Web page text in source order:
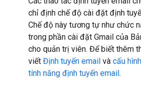
chỉ định chế độ cài đặt định
Chế độ này tương tự như chức
trong phần cài đặt Gmail của
cho quản trị viên. Để biết thêm
viết Định tuyến email và cấu
tính năng định tuyến email.